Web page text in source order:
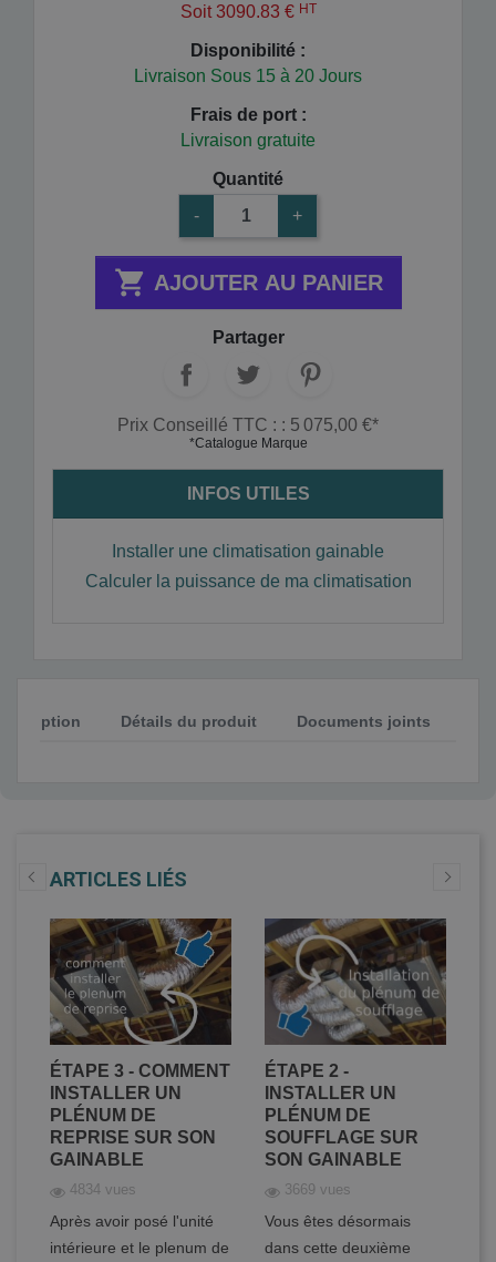
Soit 3090.83 € HT
Disponibilité :
Livraison Sous 15 à 20 Jours
Frais de port :
Livraison gratuite
Quantité
-
+
 AJOUTER AU PANIER
Partager
Prix Conseillé TTC : : 5 075,00 €*
*Catalogue Marque
INFOS UTILES
Installer une climatisation gainable
Calculer la puissance de ma climatisation
Détails du produit Documents joints
ARTICLES LIÉS
ÉTAPE 3 - COMMENT
INSTALLER UN
PLÉNUM DE
REPRISE SUR SON
GAINABLE
4834 vues
Après avoir posé l'unité
intérieure et le plenum de
ÉTAPE 2 -
INSTALLER UN
PLÉNUM DE
SOUFFLAGE SUR
SON GAINABLE
3669 vues
Vous êtes désormais
dans cette deuxième